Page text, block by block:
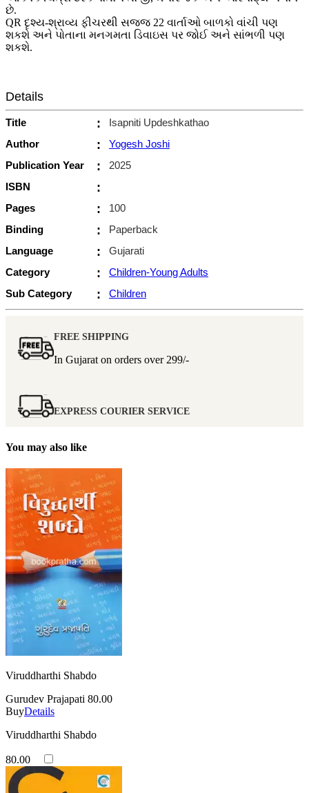
છે.
QR દૃશ્ય-શ્રાવ્ય ફીચરથી સજ્જ 22 વાર્તાઓ બાળકો વાંચી પણ
શકશે અને પોતાના મનગમતા ડિવાઇસ પર જોઈ અને સાંભળી પણ
શકશે.
Details
Title :
Isapniti Updeshkathao
Author
:
Yogesh Joshi
Publication Year
:
2025
ISBN
:
Pages :
100
Binding
:
Paperback
Language
:
Gujarati
Category
:
Children-Young Adults
Sub Category
: Children
FREE SHIPPING
In Gujarat on orders over 299/-
EXPRESS COURIER SERVICE
You may also like
Viruddharthi Shabdo
Gurudev Prajapati 80.00
BuyDetails
Viruddharthi Shabdo
80.00